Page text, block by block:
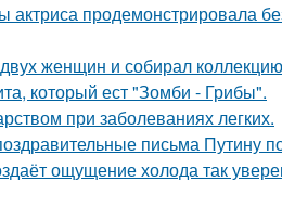
продемонстрировала
женщин и собирал
который ест "Зомби - Грибы".
при заболеваниях легких.
письма Путину
ощущение холода так